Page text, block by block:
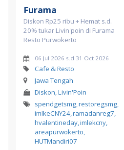
Furama
Diskon Rp25 ribu + Hemat s.d.
20% tukar Livin'poin di Furama
Resto Purwokerto
06 Jul 2026 s.d 31 Oct 2026
Cafe & Resto
Jawa Tengah
Diskon, Livin'Poin
spendgetsmg,restoregsmg,
imlkeCNY24,ramadanreg7,
hvalentineday,imlekcny,
areapurwokerto,
HUTMandiri07